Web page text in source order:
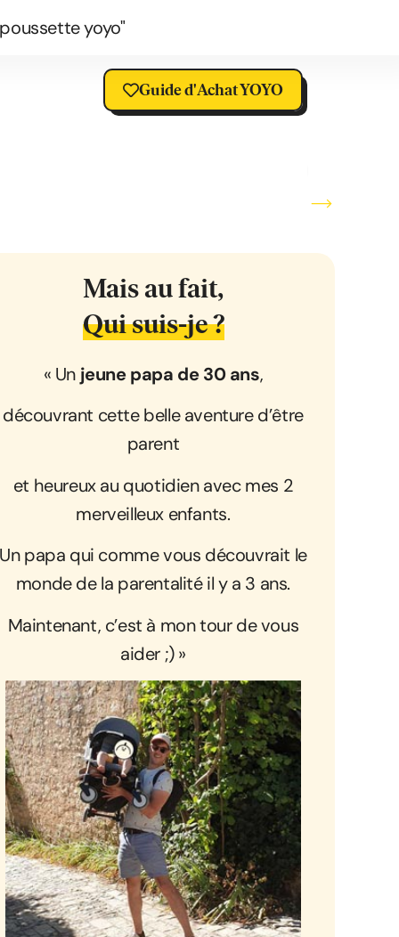
yoyo"
Guide d'Achat YOYO
Mais au fait,
Qui suis-je ?
« Un jeune papa de 30 ans,
découvrant cette belle aventure d’être
parent
et heureux au quotidien avec mes 2
merveilleux enfants.
Un papa qui comme vous découvrait le
monde de la parentalité il y a 3 ans.
Maintenant, c’est à mon tour de vous
aider ;) »